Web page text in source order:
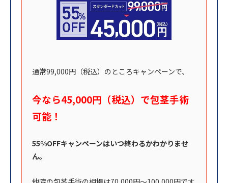
通常99,000円（税込）のところキャンペーンで、
今なら45,000円（税込）で包茎手術
可能！
55%OFFキャンペーンはいつ終わるかわかりませ
ん。